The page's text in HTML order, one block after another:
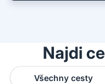
Najdi
Všechny cesty